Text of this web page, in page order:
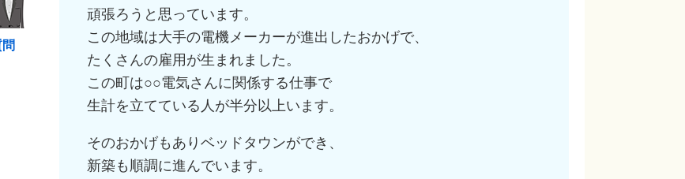
頑張ろうと思っています。
この地域は大手の電機メーカーが進出したおかげで、
たくさんの雇用が生まれました。
この町は○○電気さんに関係する仕事で
生計を立てている人が半分以上います。
そのおかげもありベッドタウンができ、
新築も順調に進んでいます。